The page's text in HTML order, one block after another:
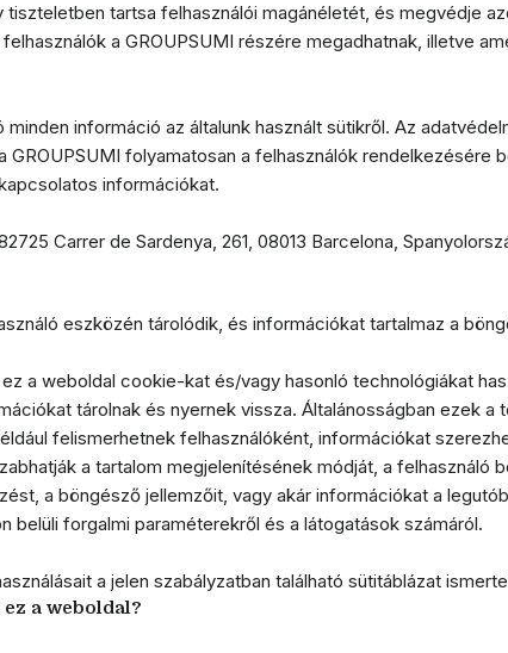
tiszteletben tartsa felhasználói magánéletét, és megvédje
a GROUPSUMI részére megadhatnak, illetve
minden információ az általunk használt sütikről. Az
folyamatosan a felhasználók rendelkezésére
információkat.
Carrer de Sardenya, 261, 08013 Barcelona,
eszközén tárolódik, és információkat tartalmaz a
a weboldal cookie-kat és/vagy hasonló technológiákat
tárolnak és nyernek vissza. Általánosságban ezek a
felismerhetnek felhasználóként, információkat
a tartalom megjelenítésének módját, a felhasználó
a böngésző jellemzőit, vagy akár információkat a
belüli forgalmi paraméterekről és a látogatások számáról.
a jelen szabályzatban található sütitáblázat
a weboldal?